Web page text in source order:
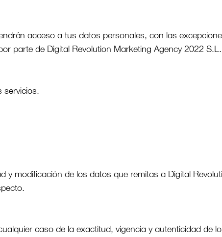
acceso a tus datos personales, con las
parte de Digital Revolution Marketing Agency 2022 S.L.
servicios.
y modificación de los datos que remitas a Digital
caso de la exactitud, vigencia y autenticidad de